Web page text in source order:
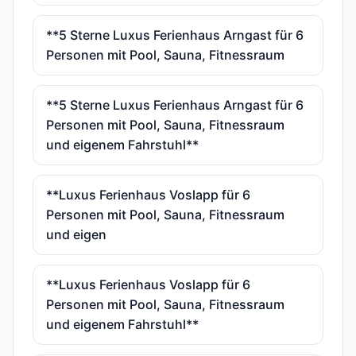
**5 Sterne Luxus Ferienhaus Arngast für 6
Personen mit Pool, Sauna, Fitnessraum
**5 Sterne Luxus Ferienhaus Arngast für 6
Personen mit Pool, Sauna, Fitnessraum
und eigenem Fahrstuhl**
**Luxus Ferienhaus Voslapp für 6
Personen mit Pool, Sauna, Fitnessraum
und eigen
**Luxus Ferienhaus Voslapp für 6
Personen mit Pool, Sauna, Fitnessraum
und eigenem Fahrstuhl**